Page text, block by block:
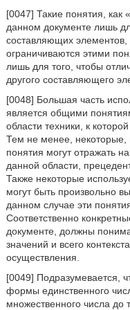
[0047] Такие понятия, как
данном документе лишь
составляющих
ограничиваются этими
лишь для того, чтобы
другого составляющего
[0048] Большая часть
является общими
области техники, к
Тем не менее, некоторые,
понятия могут отражать
данной области,
Также некоторые
могут быть произвольно
данном случае эти
Соответственно
документе, должны
значений и всего
осуществления.
[0049] Подразумевается,
формы единственного
множественного числа до